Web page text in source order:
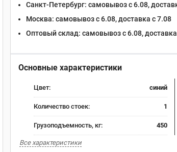
Санкт-Петербург: самовывоз с 6.08,
Москва: самовывоз с 6.08, доставка c 7.08
Оптовый склад: самовывоз с 6.08,
Основные характеристики
Цвет: синий
Количество стоек: 1
Грузоподъемность, кг: 450
Все характеристики